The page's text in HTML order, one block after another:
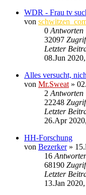
WDR - Frau tv
von
0 Antworten
32097
Letzter
08.Jun
Alles versucht,
von Mr.Sweat »
2 Antworten
22248
Letzter
26.Apr
HH-Forschung
von Bezerker»
16
68190
Letzter
13.Jan